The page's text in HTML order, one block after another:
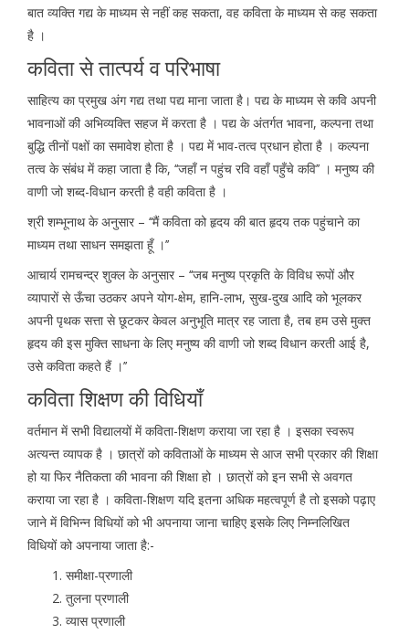
बात व्यक्ति गद्य के माध्यम से नहीं कह सकता, वह कविता के माध्यम से कह सकता
है ।
कविता से तात्पर्य व परिभाषा
साहित्य का प्रमुख अंग गद्य तथा पद्य माना जाता है। पद्य के माध्यम से कवि अपनी
भावनाओं की अभिव्यक्ति सहज में करता है । पद्य के अंतर्गत भावना, कल्पना तथा
बुद्धि तीनों पक्षों का समावेश होता है । पद्य में भाव-तत्व प्रधान होता है । कल्पना
तत्व के संबंध में कहा जाता है कि, ‘‘जहाँ न पहुंच रवि वहाँ पहुँचे कवि’’ । मनुष्य की
वाणी जो शब्द-विधान करती है वही कविता है ।
श्री शम्भूनाथ के अनुसार – ‘‘मैं कविता को हृदय की बात हृदय तक पहुंचाने का
माध्यम तथा साधन समझता हूँ ।’’
आचार्य रामचन्द्र शुक्ल के अनुसार – ‘‘जब मनुष्य प्रकृति के विविध रूपों और
व्यापारों से ऊँचा उठकर अपने योग-क्षेम, हानि-लाभ, सुख-दुख आदि को भूलकर
अपनी पृथक सत्ता से छूटकर केवल अनुभूति मात्र रह जाता है, तब हम उसे मुक्त
हृदय की इस मुक्ति साधना के लिए मनुष्य की वाणी जो शब्द विधान करती आई है,
उसे कविता कहते हैं ।’’
कविता शिक्षण की विधियाँ
वर्तमान में सभी विद्यालयों में कविता-शिक्षण कराया जा रहा है । इसका स्वरूप
अत्यन्त व्यापक है । छात्रों को कविताओं के माध्यम से आज सभी प्रकार की शिक्षा
हो या फिर नैतिकता की भावना की शिक्षा हो । छात्रों को इन सभी से अवगत
कराया जा रहा है । कविता-शिक्षण यदि इतना अधिक महत्वपूर्ण है तो इसको पढ़ाए
जाने में विभिन्न विधियों को भी अपनाया जाना चाहिए इसके लिए निम्नलिखित
विधियों को अपनाया जाता है:-
समीक्षा-प्रणाली
तुलना प्रणाली
व्यास प्रणाली